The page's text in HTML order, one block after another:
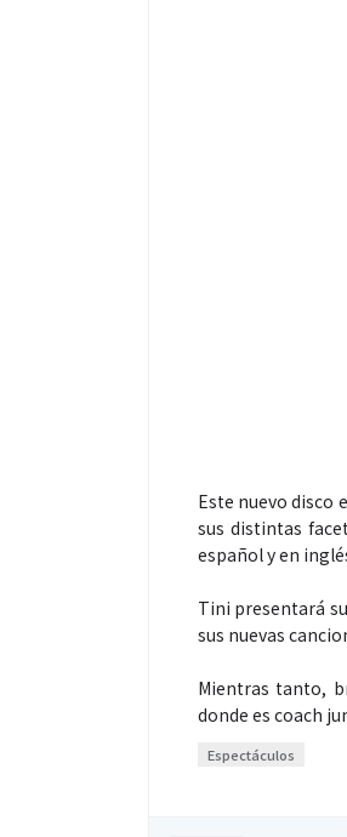
Este nuevo disco
sus distintas
español y en
Tini presentará
sus nuevas
Mientras tanto,
donde es coach
Espectáculos